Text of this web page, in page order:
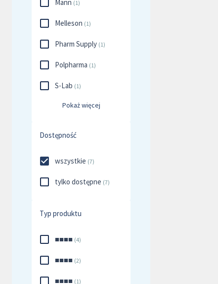
Mann (1)
Melleson (1)
Pharm Supply (1)
Polpharma (1)
S-Lab (1)
Pokaż więcej
Dostępność
wszystkie (7)
tylko dostępne (7)
Typ produktu
■■■■ (4)
■■■■ (2)
■■■■ (1)